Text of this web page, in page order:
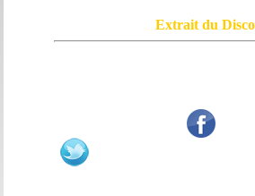
Extrait du
mensonge triomphant qui passe, et
bouche et de nos mains aux